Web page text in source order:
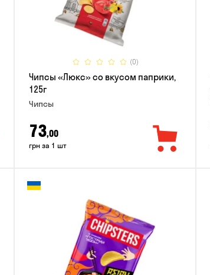
(0)
Чипсы «Люкс» со вкусом паприки,
125г
Чипсы
73,00
грн за 1 шт